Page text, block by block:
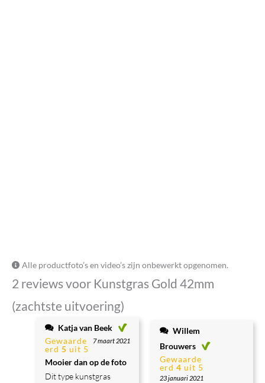
Alle productfoto’s en video’s zijn onbewerkt opgenomen.
2 reviews voor Kunstgras Gold 42mm
(zachtste uitvoering)
Katja van Beek
Gewaarde
erd5 uit 5
7 maart 2021
Mooier dan op de foto
Dit type kunstgras
Willem
Brouwers
Gewaarde
erd 4 uit 5
23 januari 2021